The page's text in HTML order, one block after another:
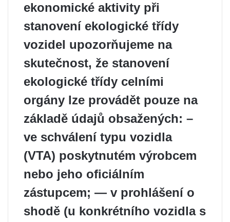
ekonomické aktivity při
stanovení ekologické třídy
vozidel upozorňujeme na
skutečnost, že stanovení
ekologické třídy celními
orgány lze provádět pouze na
základě údajů obsažených: –
ve schválení typu vozidla
(VTA) poskytnutém výrobcem
nebo jeho oficiálním
zástupcem; — v prohlášení o
shodě (u konkrétního vozidla s